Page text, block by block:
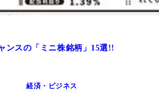
ンスの「ミニ株銘柄」15選!!
経済・ビジネス